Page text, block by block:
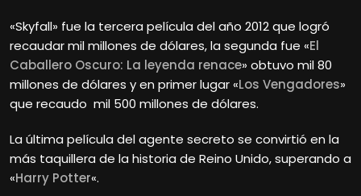
«Skyfall» fue la tercera película del año 2012 que logró
recaudar mil millones de dólares, la segunda fue «El
Caballero Oscuro: La leyenda renace» obtuvo mil 80
millones de dólares y en primer lugar «Los Vengadores»
que recaudo mil 500 millones de dólares.
La última película del agente secreto se convirtió en la
más taquillera de la historia de Reino Unido, superando a
«Harry Potter«.